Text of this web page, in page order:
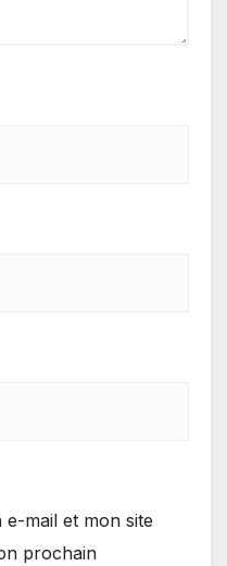
mail et mon site
prochain